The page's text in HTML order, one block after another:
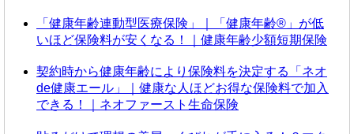
「健康年齢連動型医療保険」｜「健康年齢®」が低
いほど保険料が安くなる！｜健康年齢少額短期保険
契約時から健康年齢により保険料を決定する「ネオ
de健康エール」｜健康な人ほどお得な保険料で加入
できる！｜ネオファースト生命保険